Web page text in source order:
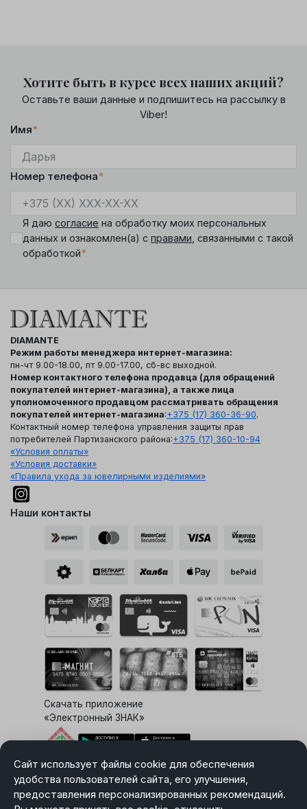
Сайт использует файлы cookie для обеспечения
удобства пользователей сайта, его улучшения,
предоставления персонализированных рекомендаций.
Хотите быть в курсе всех наших акций?
Оставьте ваши данные и подпишитесь на рассылку в
Viber!
Имя*
Номер телефона*
Я даю согласие на обработку моих персональных
данных и ознакомлен(а) с правами , связанными с такой
обработкой*
DIAMANTE
Режим работы менеджера интернет-магазина:
пн-чт 9.00-18.00, пт 9.00-17.00, сб-вс выходной.
Номер контактного телефона продавца (для обращений
покупателей интернет-магазина), а также лица
уполномоченного продавцом рассматривать обращения
покупателей интернет-магазина:+375 (17) 360-36-90.
Контактный номер телефона управления защиты прав
потребителей Партизанского района:+375 (17) 360-10-94
«Условия оплаты»
«Условия доставки»
«Правила ухода за ювелирными изделиями»
Наши контакты
Скачать приложение
«Электронный ЗНАК»
Выбор настроек Cookie